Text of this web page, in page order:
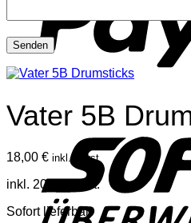
Vater 5B
18,00 € inkl. Mwst
inkl. 20 % MwSt.
Sofort lieferbar